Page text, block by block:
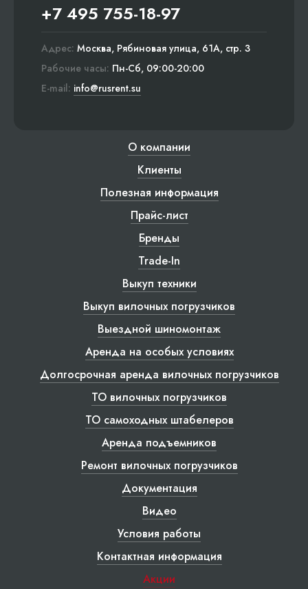
+7 495 755-18-97
Адрес: Москва, Рябиновая улица, 61А, стр. 3
Рабочие часы: Пн-Сб, 09:00-20:00
E-mail: info@rusrent.su
О компании
Клиенты
Полезная информация
Прайс-лист
Бренды
Trade-In
Выкуп техники
Выкуп вилочных погрузчиков
Выездной шиномонтаж
Аренда на особых условиях
Долгосрочная аренда вилочных погрузчиков
ТО вилочных погрузчиков
ТО самоходных штабелеров
Аренда подъемников
Ремонт вилочных погрузчиков
Документация
Видео
Условия работы
Контактная информация
Акции